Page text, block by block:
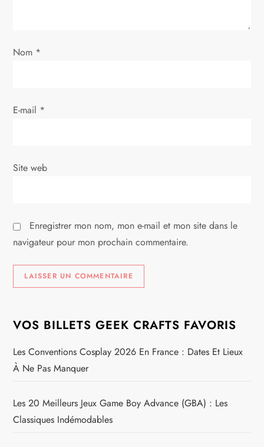
a
t
c
e
Nom *
E-mail *
Site web
Enregistrer mon nom, mon e-mail et mon site dans le
navigateur pour mon prochain commentaire.
VOS BILLETS GEEK CRAFTS FAVORIS
Les Conventions Cosplay 2026 En France : Dates Et Lieux
À Ne Pas Manquer
Les 20 Meilleurs Jeux Game Boy Advance (GBA) : Les
Classiques Indémodables